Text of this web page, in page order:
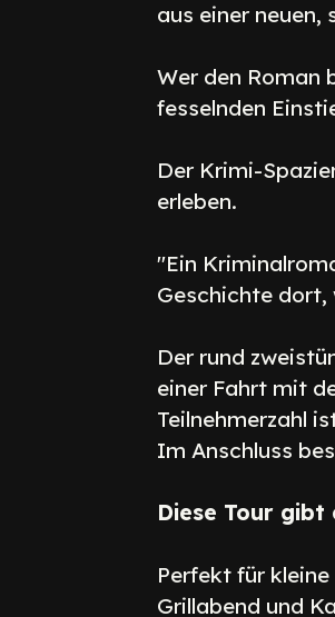
aus einer neuen,
Wer den Roman
fesselnden
Der Krimi-
erleben.
"Ein
Geschichte dort,
Der rund
einer Fahrt mit
Teilnehmerzahl
Im Anschluss
Diese Tour gibt
Perfekt für
Grillabend und